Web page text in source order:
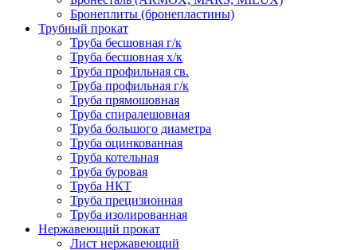
Бронеплиты (бронепластины)
Трубный прокат
Труба бесшовная г/к
Труба бесшовная х/к
Труба профильная св.
Труба профильная г/к
Труба прямошовная
Труба спиралешовная
Труба большого диаметра
Труба оцинкованная
Труба котельная
Труба буровая
Труба НКТ
Труба прецизионная
Труба изолированная
Нержавеющий прокат
Лист нержавеющий